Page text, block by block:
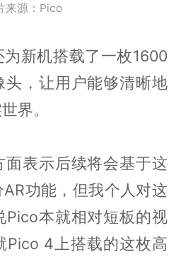
来源：Pico
新机搭载了一枚1600
头，让用户能够清晰地
界。
表示后续将会基于这
功能，但我个人对这
Pico本就相对短板的视
Pico 4上搭载的这枚高